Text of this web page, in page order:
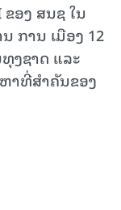
ອງ ສນຊ ໃນ
ການ ເມືອງ 12
ງຊາດ ແລະ
າທີ່ສຳຄັນຂອງ